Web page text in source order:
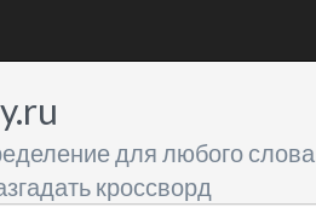
для любого слова
кроссворд